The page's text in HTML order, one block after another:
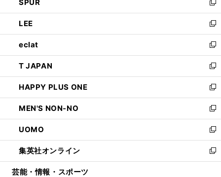
で
開
く
ド
ウ
で
開
く
ィ
ン
ド
ウ
で
開
く
い
ウ
ィ
ン
ド
ウ
で
開
く
SPUR
新
し
い
ウ
ィ
ン
ド
ウ
で
開
く
LEE
新
し
い
ウ
ィ
ン
ド
ウ
で
開
く
eclat
新
し
い
ウ
ィ
ン
ド
ウ
で
開
く
T JAPAN
新
し
い
ウ
ィ
ン
ド
ウ
で
開
HAPPY PLUS ONE
新
し
い
ウ
ィ
ン
ド
ウ
MEN'S NON-NO
新
し
い
ウ
ィ
ン
UOMO
新
し
い
ウ
集英社オンライン
新
し
芸能・情報・スポーツ